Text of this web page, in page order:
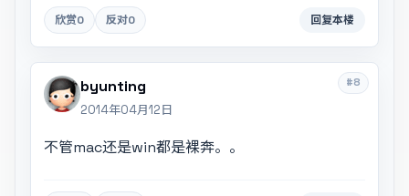
欣赏0 反对0 回复本楼
#8
byunting
2014年04月12日
不管mac还是win都是裸奔。。